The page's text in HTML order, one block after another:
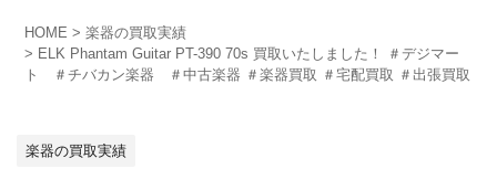
HOME
楽器の買取実績
ELK Phantam Guitar PT-390 70s 買取いたしました！ ＃デジマー
ト ＃チバカン楽器 ＃中古楽器 ＃楽器買取 ＃宅配買取 ＃出張買取
楽器の買取実績